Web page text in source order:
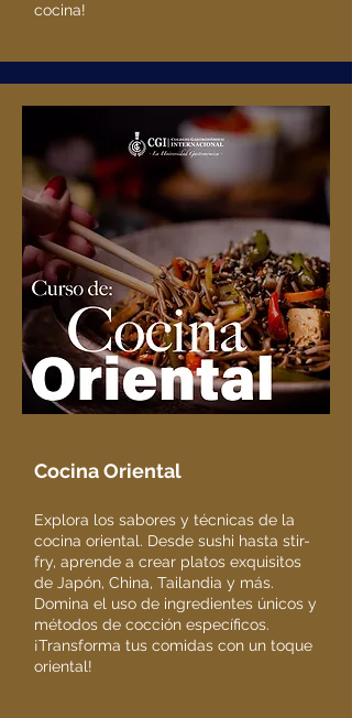
cocina!
Cocina Oriental
Explora los sabores y técnicas de la
cocina oriental. Desde sushi hasta stir-
fry, aprende a crear platos exquisitos
de Japón, China, Tailandia y más.
Domina el uso de ingredientes únicos y
métodos de cocción específicos.
¡Transforma tus comidas con un toque
oriental!